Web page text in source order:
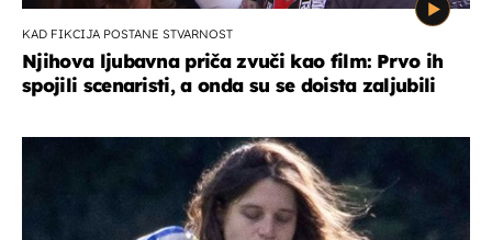
KAD FIKCIJA POSTANE STVARNOST
Njihova ljubavna priča zvuči kao film: Prvo ih
spojili scenaristi, a onda su se doista zaljubili